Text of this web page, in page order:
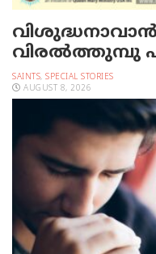
വിരല്‍ത്തുമ്പു
SAINTS, SPECIAL STORIES
AUGUST 8, 2026